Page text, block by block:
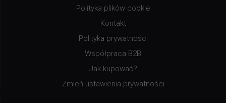
Polityka plików cookie
Kontakt
Polityka prywatności
Współpraca B2B
Jak kupować?
Zmień ustawienia prywatności